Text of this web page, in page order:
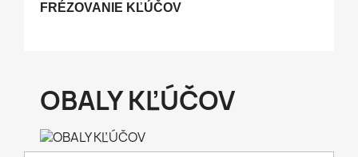
FRÉZOVANIE KĽÚČOV
OBALY KĽÚČOV